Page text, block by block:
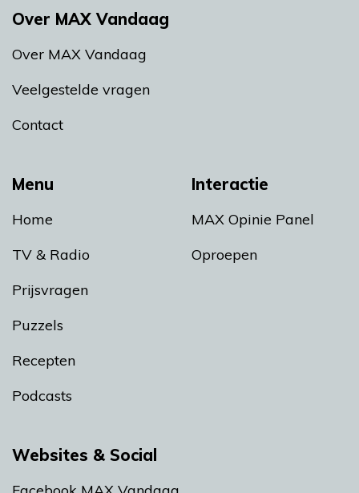
Menu
Home
TV & Radio
Prijsvragen
Puzzels
Recepten
Podcasts
Interactie
MAX Opinie Panel
Oproepen
Over MAX Vandaag
Over MAX Vandaag
Veelgestelde vragen
Contact
Websites & Social